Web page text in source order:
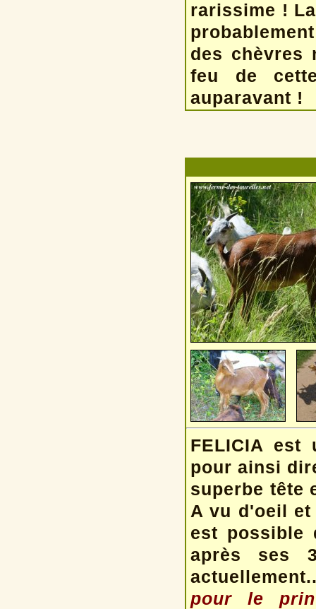
rarissime !
des chèvres
feu de
auparavant !
FELICIA est
pour ainsi
superbe tête
A vu d'oeil et
est possible
après ses
pour le